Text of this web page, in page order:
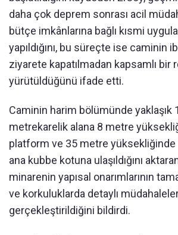
daha çok deprem sonrası acil
bütçe imkânlarına bağlı kısmi
yapıldığını, bu süreçte ise caminin
ziyarete kapatılmadan kapsamlı bir
yürütüldüğünü ifade etti.
Caminin harim bölümünde yaklaşık
metrekarelik alana 8 metre
platform ve 35 metre yüksekliğinde
ana kubbe kotuna ulaşıldığını
minarenin yapısal onarımlarının
ve korkuluklarda detaylı
gerçekleştirildiğini bildirdi.